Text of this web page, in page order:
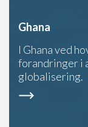
Ghana
I Ghana ved
forandringer i
globalisering.